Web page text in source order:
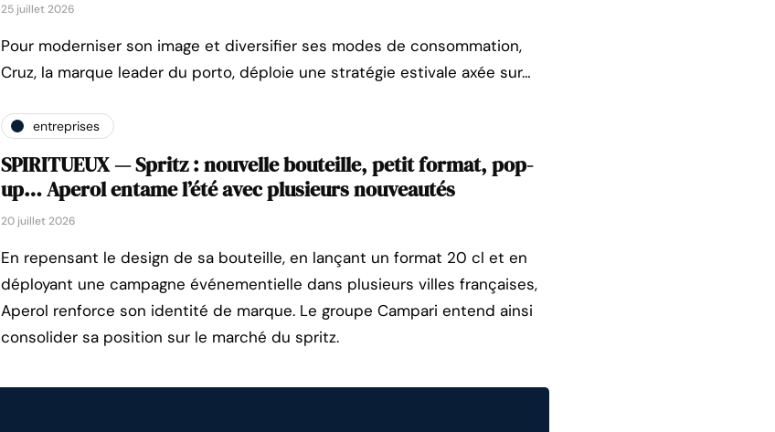
25 juillet 2026
Pour moderniser son image et diversifier ses modes de consommation,
Cruz, la marque leader du porto, déploie une stratégie estivale axée sur…
entreprises
SPIRITUEUX — Spritz : nouvelle bouteille, petit format, pop-
up… Aperol entame l’été avec plusieurs nouveautés
20 juillet 2026
En repensant le design de sa bouteille, en lançant un format 20 cl et en
déployant une campagne événementielle dans plusieurs villes françaises,
Aperol renforce son identité de marque. Le groupe Campari entend ainsi
consolider sa position sur le marché du spritz.